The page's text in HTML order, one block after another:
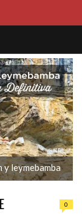
leymebamba
0